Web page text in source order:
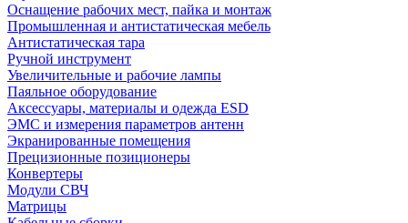
Оснащение рабочих мест, пайка и монтаж
Промышленная и антистатическая мебель
Антистатическая тара
Ручной инструмент
Увеличительные и рабочие лампы
Паяльное оборудование
Аксессуары, материалы и одежда ESD
ЭМС и измерения параметров антенн
Экранированные помещения
Прецизионные позиционеры
Конвертеры
Модули СВЧ
Матрицы